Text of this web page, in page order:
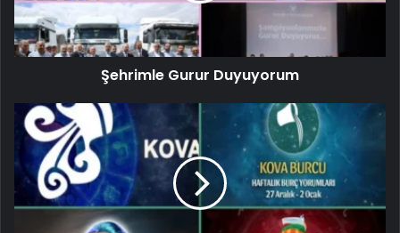
Şehrimle Gurur Duyuyorum